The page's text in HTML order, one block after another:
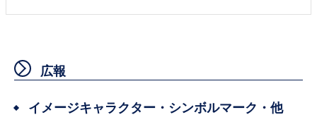
広報
イメージキャラクター・シンボルマーク・他